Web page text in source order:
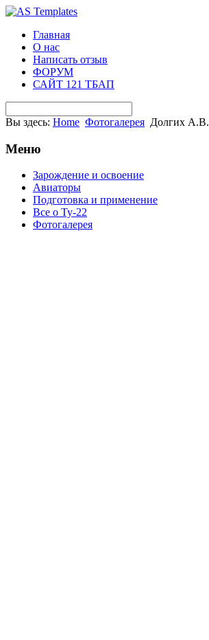
Главная
О нас
Написать отзыв
ФОРУМ
САЙТ 121 ТБАП
Вы здесь: Home Фотогалерея Долгих А.В.
Меню
Зарождение и освоение
Авиаторы
Подготовка и применение
Все о Ту-22
Фотогалерея